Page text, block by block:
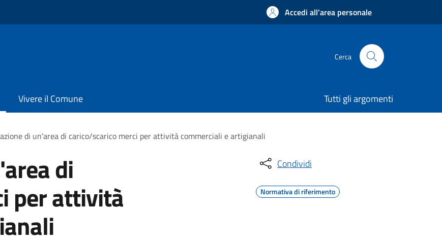
Accedi all'area personale
Cerca
Vivere il Comune Tutti gli argomenti
di un'area di carico/scarico merci per attività commerciali e artigianali
di
per attività
Condividi
Normativa di riferimento